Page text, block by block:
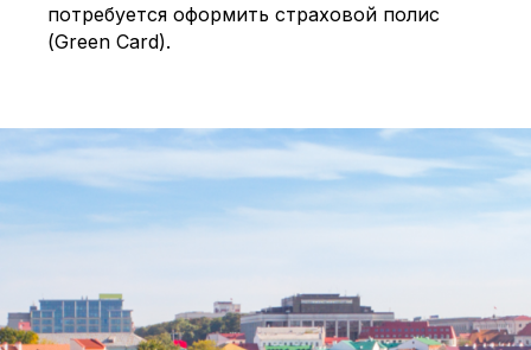
потребуется оформить страховой полис
(Green Card).